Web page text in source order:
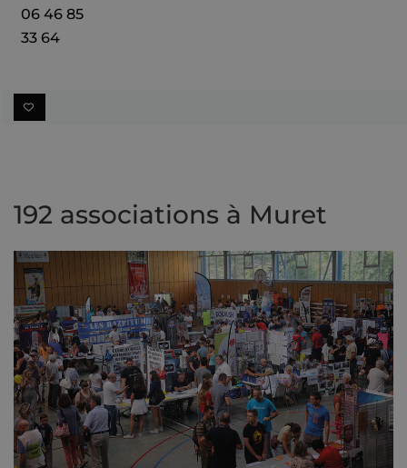
06 46 85
33 64
192 associations à Muret